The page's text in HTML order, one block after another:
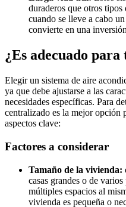
duraderos que otros
cuando se lleve a cabo
convierte en una
¿Es adecuado para
Elegir un sistema de aire
ya que debe ajustarse a las
necesidades específicas. Para
centralizado es la mejor opción
aspectos clave:
Factores a considerar
Tamaño de la vivienda:
casas grandes o de
múltiples espacios al
vivienda es pequeña o